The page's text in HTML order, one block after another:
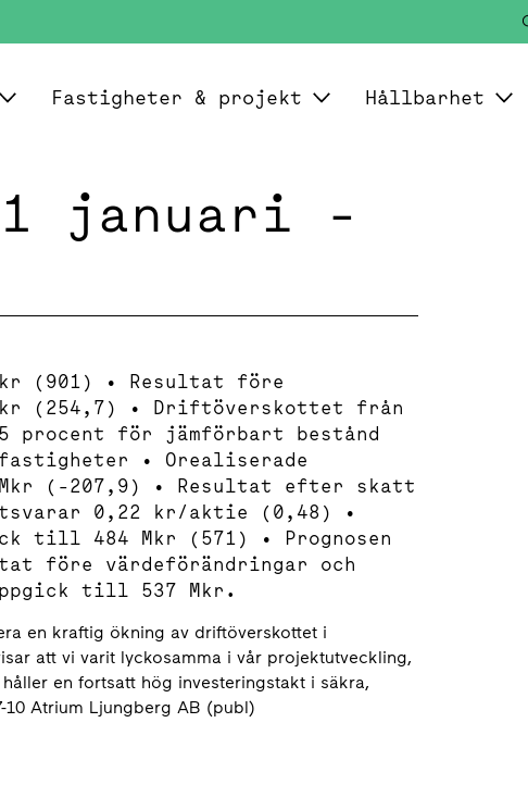
Fastigheter & projekt Hållbarhet
januari -
(901) • Resultat före
(254,7) • Driftöverskottet från
procent för jämförbart bestånd
• Orealiserade
(-207,9) • Resultat efter skatt
0,22 kr/aktie (0,48) •
till 484 Mkr (571) • Prognosen
före värdeförändringar och
till 537 Mkr.
en kraftig ökning av driftöverskottet i
att vi varit lyckosamma i vår projektutveckling,
en fortsatt hög investeringstakt i säkra,
Atrium Ljungberg AB (publ)